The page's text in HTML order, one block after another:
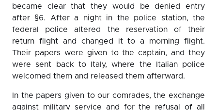
became clear that they would be denied entry
after §6. After a night in the police station, the
federal police altered the reservation of their
return flight and changed it to a morning flight.
Their papers were given to the captain, and they
were sent back to Italy, where the Italian police
welcomed them and released them afterward.
In the papers given to our comrades, the exchange
against military service and for the refusal of all